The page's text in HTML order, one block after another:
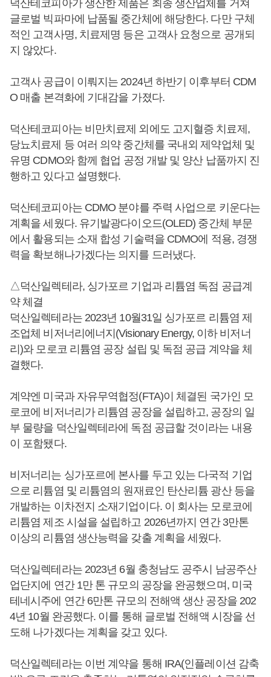
덕산테코피아가 생산한 제품은 최종 생산업체를 거쳐
글로벌 빅파마에 납품될 중간체에 해당한다. 다만 구체
적인 고객사명, 치료제명 등은 고객사 요청으로 공개되
지 않았다.
고객사 공급이 이뤄지는 2024년 하반기 이후부터 CDM
O 매출 본격화에 기대감을 가졌다.
덕산테코피아는 비만치료제 외에도 고지혈증 치료제,
당뇨치료제 등 여러 의약 중간체를 국내외 제약업체 및
유명 CDMO와 함께 협업 공정 개발 및 양산 납품까지 진
행하고 있다고 설명했다.
덕산테코피아는 CDMO 분야를 주력 사업으로 키운다는
계획을 세웠다. 유기발광다이오드(OLED) 중간체 부문
에서 활용되는 소재 합성 기술력을 CDMO에 적용, 경쟁
력을 확보해나가겠다는 의지를 드러냈다.
△덕산일렉테라, 싱가포르 기업과 리튬염 독점 공급계
약 체결
덕산일렉테라는 2023년 10월31일 싱가포르 리튬염 제
조업체 비저너리에너지(Visionary Energy, 이하 비저너
리)와 모로코 리튬염 공장 설립 및 독점 공급 계약을 체
결했다.
계약엔 미국과 자유무역협정(FTA)이 체결된 국가인 모
로코에 비저너리가 리튬염 공장을 설립하고, 공장의 일
부 물량을 덕산일렉테라에 독점 공급할 것이라는 내용
이 포함됐다.
비저너리는 싱가포르에 본사를 두고 있는 다국적 기업
으로 리튬염 및 리튬염의 원재료인 탄산리튬 광산 등을
개발하는 이차전지 소재기업이다. 이 회사는 모로코에
리튬염 제조 시설을 설립하고 2026년까지 연간 3만톤
이상의 리튬염 생산능력을 갖출 계획을 세웠다.
덕산일렉테라는 2023년 6월 충청남도 공주시 남공주산
업단지에 연간 1만 톤 규모의 공장을 완공했으며, 미국
테네시주에 연간 6만톤 규모의 전해액 생산 공장을 202
4년 10월 완공했다. 이를 통해 글로벌 전해액 시장을 선
도해 나가겠다는 계획을 갖고 있다.
덕산일렉테라는 이번 계약을 통해 IRA(인플레이션 감축